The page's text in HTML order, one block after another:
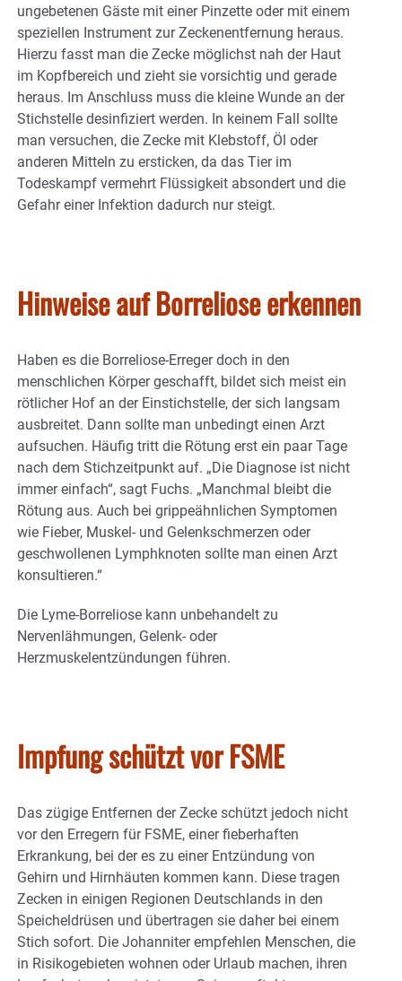
ungebetenen Gäste mit einer Pinzette oder mit einem
speziellen Instrument zur Zeckenentfernung heraus.
Hierzu fasst man die Zecke möglichst nah der Haut
im Kopfbereich und zieht sie vorsichtig und gerade
heraus. Im Anschluss muss die kleine Wunde an der
Stichstelle desinfiziert werden. In keinem Fall sollte
man versuchen, die Zecke mit Klebstoff, Öl oder
anderen Mitteln zu ersticken, da das Tier im
Todeskampf vermehrt Flüssigkeit absondert und die
Gefahr einer Infektion dadurch nur steigt.
Hinweise auf Borreliose erkennen
Haben es die Borreliose-Erreger doch in den
menschlichen Körper geschafft, bildet sich meist ein
rötlicher Hof an der Einstichstelle, der sich langsam
ausbreitet. Dann sollte man unbedingt einen Arzt
aufsuchen. Häufig tritt die Rötung erst ein paar Tage
nach dem Stichzeitpunkt auf. „Die Diagnose ist nicht
immer einfach“, sagt Fuchs. „Manchmal bleibt die
Rötung aus. Auch bei grippeähnlichen Symptomen
wie Fieber, Muskel- und Gelenkschmerzen oder
geschwollenen Lymphknoten sollte man einen Arzt
konsultieren.“
Die Lyme-Borreliose kann unbehandelt zu
Nervenlähmungen, Gelenk- oder
Herzmuskelentzündungen führen.
Impfung schützt vor FSME
Das zügige Entfernen der Zecke schützt jedoch nicht
vor den Erregern für FSME, einer fieberhaften
Erkrankung, bei der es zu einer Entzündung von
Gehirn und Hirnhäuten kommen kann. Diese tragen
Zecken in einigen Regionen Deutschlands in den
Speicheldrüsen und übertragen sie daher bei einem
Stich sofort. Die Johanniter empfehlen Menschen, die
in Risikogebieten wohnen oder Urlaub machen, ihren